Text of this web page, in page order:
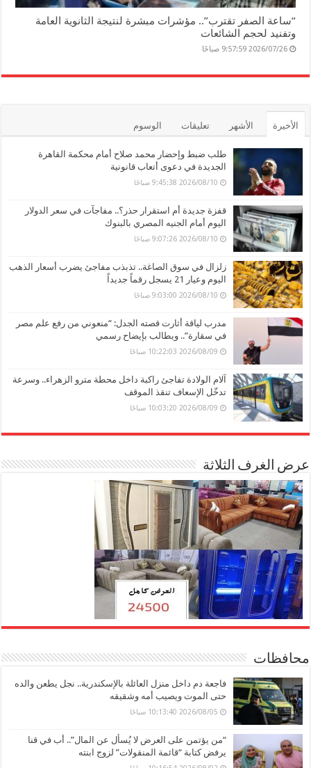
“ساعة الصفر تقترب”.. مؤشرات مبشرة لنتيجة الثانوية العامة
وتفنيد لحجم الشائعات
2026/07/26 9:57:59 صباحًا
الأخيرة الأشهر تعليقات الوسوم
طلب ضبط وإحضار محمد صلاح أمام محكمة القاهرة
الجديدة في دعوى أتعاب قانونية
2026/08/10 9:45:38 صباحًا
قفزة جديدة أم استقرار حذر؟.. مفاجآت في سعر الدولار
اليوم أمام الجنيه المصري بالبنوك
2026/08/10 9:07:26 صباحًا
زلزال في سوق الصاغة.. تذبذب مفاجئ يضرب أسعار الذهب
اليوم وعيار 21 يسجل رقماً جديداً
2026/08/10 9:03:00 صباحًا
مدرب لياقة أثارت قصته الجدل: “منعوني من رفع علم مصر
في سقارة”.. ويطالب بإيضاح رسمي
2026/08/09 10:22:03 صباحًا
آلام الولادة تفاجئ راكبة داخل محطة مترو الزهراء.. وسرعة
تدخّل الإسعاف تنقذ الموقف
2026/08/09 10:03:20 صباحًا
عرض الغرف الثلاثة
محافظات
فاجعة دم داخل منزل العائلة بالإسكندرية.. نجل يطعن والده
حتى الموت ويصيب أمه وشقيقه
2026/08/05 10:13:40 صباحًا
“من يؤتمن على العرض لا يُسأل عن المال”.. أب في قنا
يرفض كتابة “قائمة المنقولات” لزوج ابنته